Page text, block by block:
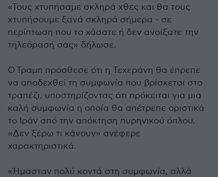
«Τους χτυπήσαμε σκληρά χθες και θα τους
χτυπήσουμε ξανά σκληρά σήμερα - σε
περίπτωση που το χάσατε ή δεν ανοίξατε την
τηλεόρασή σας» δήλωσε.
Ο Τραμπ πρόσθεσε ότι η Τεχεράνη θα έπρεπε
να αποδεχθεί τη συμφωνία που βρίσκεται στο
τραπέζι, υποστηρίζοντας ότι πρόκειται για μια
καλή συμφωνία η οποία θα απέτρεπε οριστικά
το Ιράν από την απόκτηση πυρηνικού όπλου.
«Δεν ξέρω τι κάνουν» ανέφερε
χαρακτηριστικά.
«Ήμασταν πολύ κοντά στη συμφωνία, αλλά